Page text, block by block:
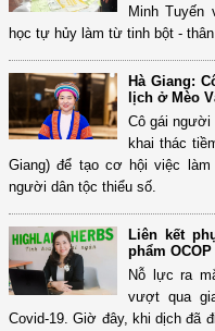
Minh
học tự hủy làm từ tinh bột -
Hà Giang:
lịch ở Mèo
Cô gái người
khai thác
Giang) để tạo cơ hội việc
người dân tộc thiểu số.
Liên kết
phẩm
Nỗ lực ra
vượt qua
Covid-19. Giờ đây, khi dịch đã